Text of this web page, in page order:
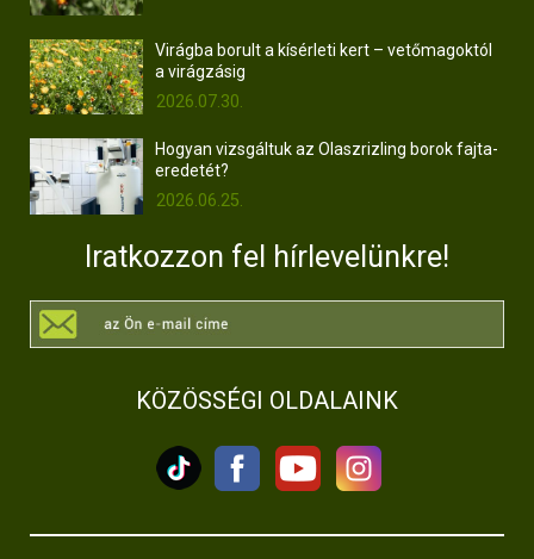
Virágba borult a kísérleti kert – vetőmagoktól
a virágzásig
2026.07.30.
Hogyan vizsgáltuk az Olaszrizling borok fajta-
eredetét?
2026.06.25.
Iratkozzon fel hírlevelünkre!
KÖZÖSSÉGI OLDALAINK